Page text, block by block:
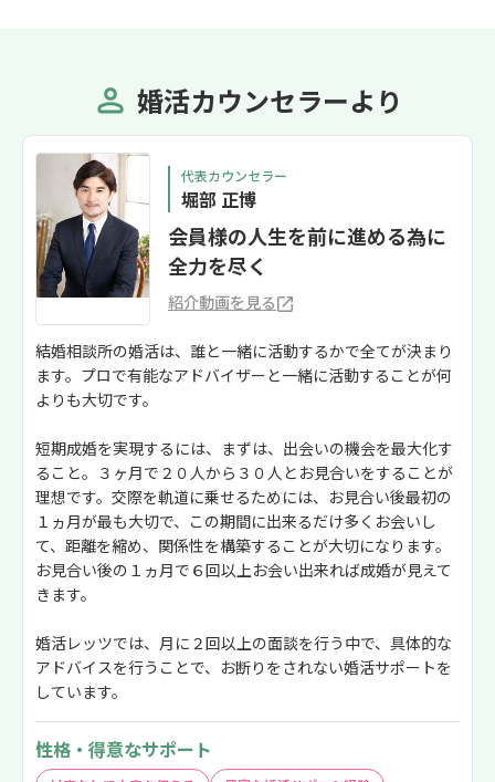
婚活カウンセラーより
代表カウンセラー
堀部 正博
会員様の人生を前に進める為に
全力を尽く
紹介動画を見る
結婚相談所の婚活は、誰と一緒に活動するかで全てが決まり
ます。プロで有能なアドバイザーと一緒に活動することが何
よりも大切です。
短期成婚を実現するには、まずは、出会いの機会を最大化す
ること。３ヶ月で２０人から３０人とお見合いをすることが
理想です。交際を軌道に乗せるためには、お見合い後最初の
１ヵ月が最も大切で、この期間に出来るだけ多くお会いし
て、距離を縮め、関係性を構築することが大切になります。
お見合い後の１ヵ月で６回以上お会い出来れば成婚が見えて
きます。
婚活レッツでは、月に２回以上の面談を行う中で、具体的な
アドバイスを行うことで、お断りをされない婚活サポートを
しています。
性格・得意なサポート